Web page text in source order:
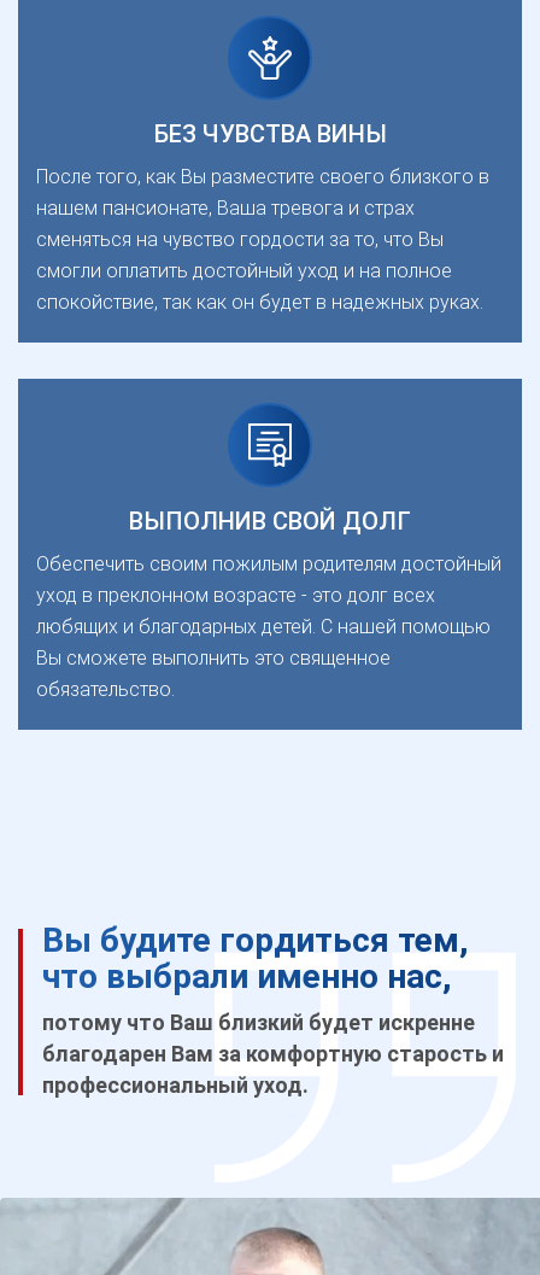
БЕЗ ЧУВСТВА ВИНЫ
После того, как Вы разместите своего близкого в
нашем пансионате, Ваша тревога и страх
сменяться на чувство гордости за то, что Вы
смогли оплатить достойный уход и на полное
спокойствие, так как он будет в надежных руках.
ВЫПОЛНИВ СВОЙ ДОЛГ
Обеспечить своим пожилым родителям достойный
уход в преклонном возрасте - это долг всех
любящих и благодарных детей. С нашей помощью
Вы сможете выполнить это священное
обязательство.
Вы будите гордиться тем,
что выбрали именно нас,
потому что Ваш близкий будет искренне
благодарен Вам за комфортную старость и
профессиональный уход.